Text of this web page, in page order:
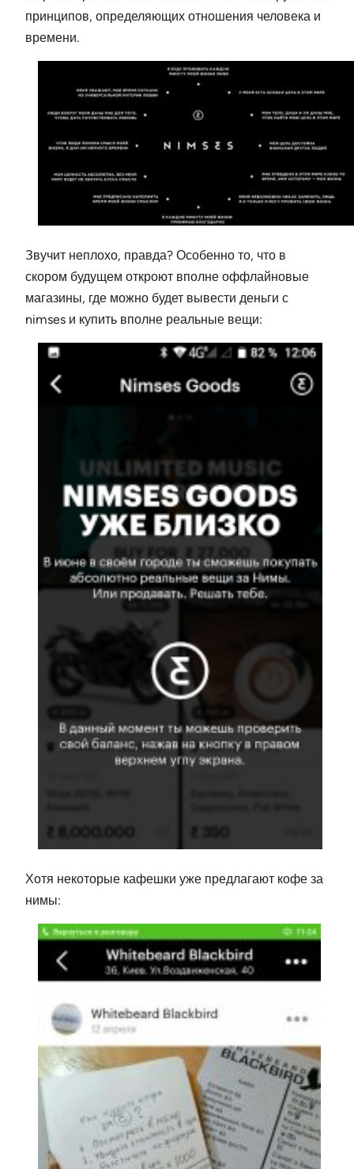
принципов, определяющих отношения человека и
времени.
Звучит неплохо, правда? Особенно то, что в
скором будущем откроют вполне оффлайновые
магазины, где можно будет вывести деньги с
nimses и купить вполне реальные вещи:
Хотя некоторые кафешки уже предлагают кофе за
нимы: